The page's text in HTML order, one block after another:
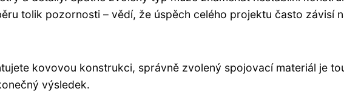
tolik pozornosti – vědí, že úspěch celého projektu často závisí
kovovou konstrukci, správně zvolený spojovací materiál je
výsledek.